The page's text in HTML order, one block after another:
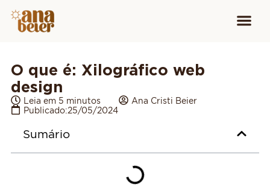
O que é: Xilográfico web
design
Leia em 5 minutos
Ana Cristi Beier
Publicado:25/05/2024
Sumário